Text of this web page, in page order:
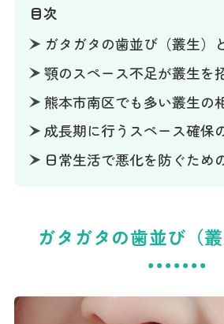
目次
ガタガタの歯並び（叢生）
顎のスペース不足が叢生を
熊本市南区でも多い叢生の
成長期に行うスペース確保
日常生活で悪化を防ぐため
ガタガタの歯並び（